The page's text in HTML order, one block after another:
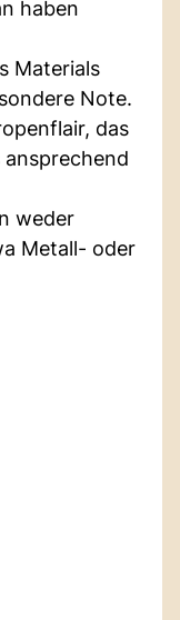
haben
Materials
Note.
das
ansprechend
weder
Metall- oder